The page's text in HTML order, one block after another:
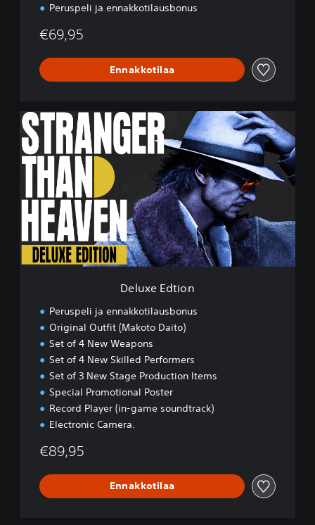
Peruspeli ja ennakkotilausbonus
€69,95
Ennakkotilaa
D
e
u
E
n
Deluxe Edtion
Peruspeli ja ennakkotilausbonus
Original Outfit (Makoto Daito)
Set of 4 New Weapons
Set of 4 New Skilled Performers
Set of 3 New Stage Production Items
Special Promotional Poster
Record Player (in-game soundtrack)
Electronic Camera.
€89,95
Ennakkotilaa